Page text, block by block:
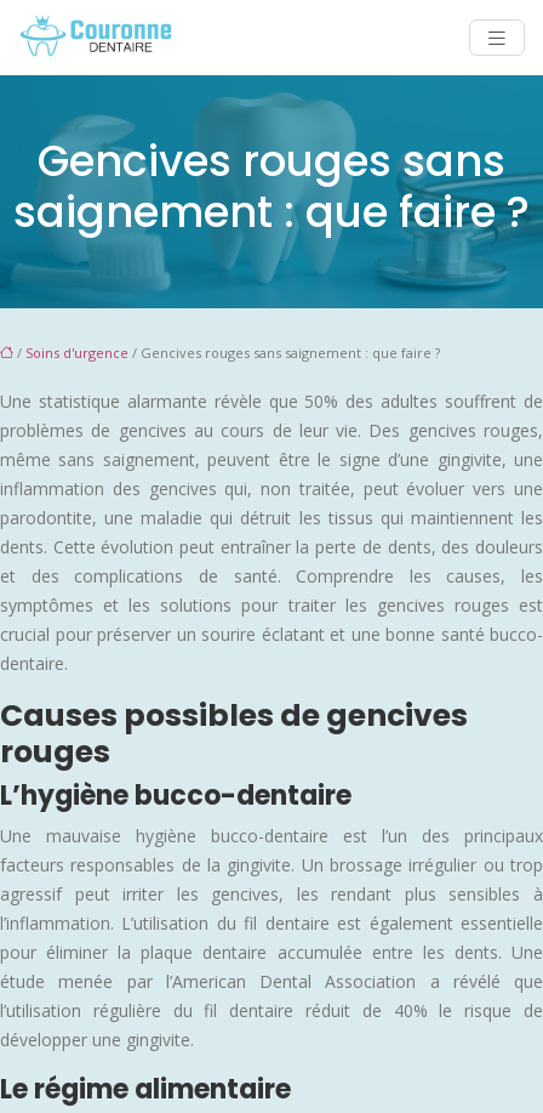
Gencives rouges sans
saignement : que faire ?
/ Soins d'urgence / Gencives rouges sans saignement : que faire ?
Une statistique alarmante révèle que 50% des adultes souffrent de
problèmes de gencives au cours de leur vie. Des gencives rouges,
même sans saignement, peuvent être le signe d’une gingivite, une
inflammation des gencives qui, non traitée, peut évoluer vers une
parodontite, une maladie qui détruit les tissus qui maintiennent les
dents. Cette évolution peut entraîner la perte de dents, des douleurs
et des complications de santé. Comprendre les causes, les
symptômes et les solutions pour traiter les gencives rouges est
crucial pour préserver un sourire éclatant et une bonne santé bucco-
dentaire.
Causes possibles de gencives
rouges
L’hygiène bucco-dentaire
Une mauvaise hygiène bucco-dentaire est l’un des principaux
facteurs responsables de la gingivite. Un brossage irrégulier ou trop
agressif peut irriter les gencives, les rendant plus sensibles à
l’inflammation. L’utilisation du fil dentaire est également essentielle
pour éliminer la plaque dentaire accumulée entre les dents. Une
étude menée par l’American Dental Association a révélé que
l’utilisation régulière du fil dentaire réduit de 40% le risque de
développer une gingivite.
Le régime alimentaire